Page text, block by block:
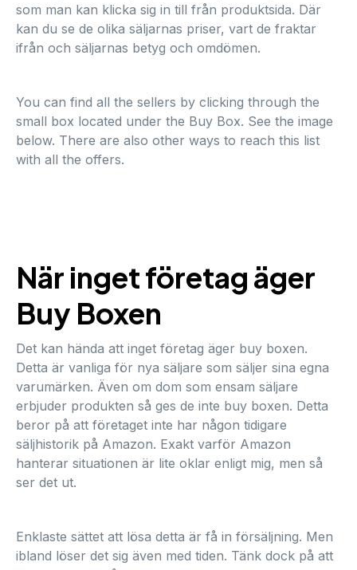
som man kan klicka sig in till från produktsida. Där
kan du se de olika säljarnas priser, vart de fraktar
ifrån och säljarnas betyg och omdömen.
You can find all the sellers by clicking through the
small box located under the Buy Box. See the image
below. There are also other ways to reach this list
with all the offers.
När inget företag äger
Buy Boxen
Det kan hända att inget företag äger buy boxen.
Detta är vanliga för nya säljare som säljer sina egna
varumärken. Även om dom som ensam säljare
erbjuder produkten så ges de inte buy boxen. Detta
beror på att företaget inte har någon tidigare
säljhistorik på Amazon. Exakt varför Amazon
hanterar situationen är lite oklar enligt mig, men så
ser det ut.
Enklaste sättet att lösa detta är få in försäljning. Men
ibland löser det sig även med tiden. Tänk dock på att